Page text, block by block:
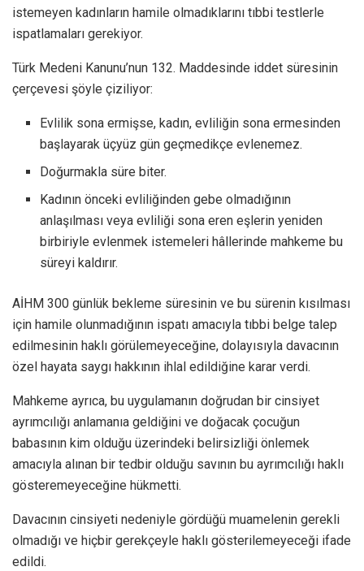
istemeyen kadınların hamile olmadıklarını tıbbi testlerle
ispatlamaları gerekiyor.
Türk Medeni Kanunu’nun 132. Maddesinde iddet süresinin
çerçevesi şöyle çiziliyor:
Evlilik sona ermişse, kadın, evliliğin sona ermesinden
başlayarak üçyüz gün geçmedikçe evlenemez.
Doğurmakla süre biter.
Kadının önceki evliliğinden gebe olmadığının
anlaşılması veya evliliği sona eren eşlerin yeniden
birbiriyle evlenmek istemeleri hâllerinde mahkeme bu
süreyi kaldırır.
AİHM 300 günlük bekleme süresinin ve bu sürenin kısılması
için hamile olunmadığının ispatı amacıyla tıbbi belge talep
edilmesinin haklı görülemeyeceğine, dolayısıyla davacının
özel hayata saygı hakkının ihlal edildiğine karar verdi.
Mahkeme ayrıca, bu uygulamanın doğrudan bir cinsiyet
ayrımcılığı anlamanıa geldiğini ve doğacak çocuğun
babasının kim olduğu üzerindeki belirsizliği önlemek
amacıyla alınan bir tedbir olduğu savının bu ayrımcılığı haklı
gösteremeyeceğine hükmetti.
Davacının cinsiyeti nedeniyle gördüğü muamelenin gerekli
olmadığı ve hiçbir gerekçeyle haklı gösterilemeyeceği ifade
edildi.